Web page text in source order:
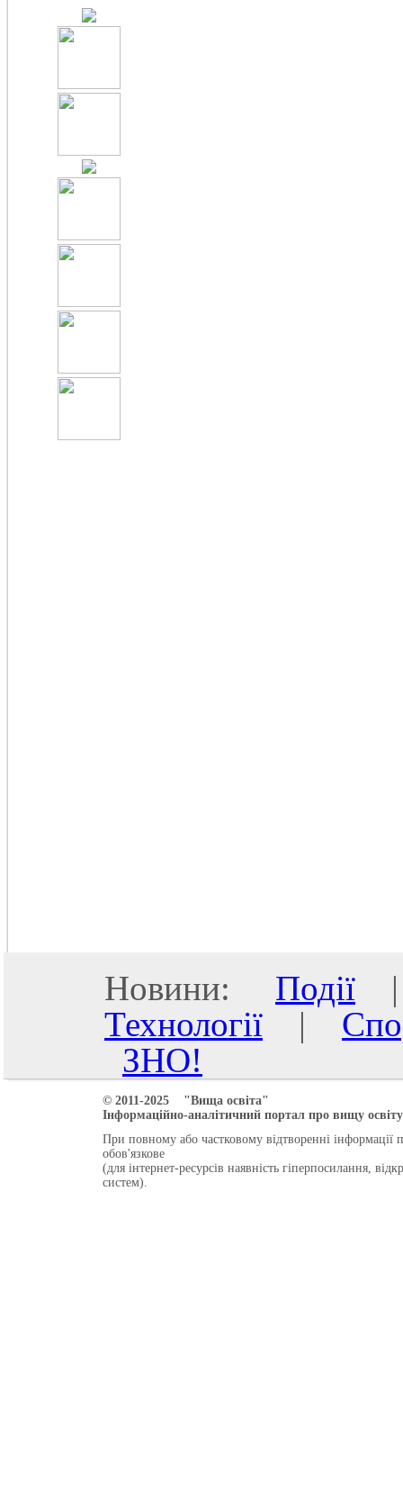
Новини: Події
Технології |
ЗНО!
© 2011-2025 "Вища освіта"
Інформаційно-аналітичний портал про вищу
При повному або частковому відтворенні інформації
обов'язкове
(для інтернет-ресурсів наявність гіперпосилання,
систем).